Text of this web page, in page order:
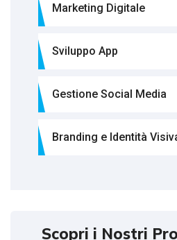
Marketing Digitale
Sviluppo App
Gestione Social Media
Branding e Identità
Scopri i Nostri